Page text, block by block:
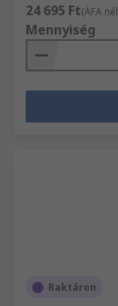
24 695 Ft(ÁFA
Mennyiség
Raktáron